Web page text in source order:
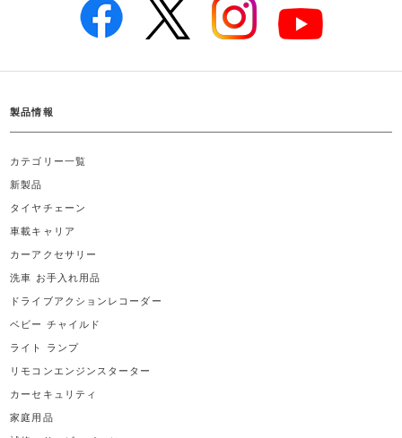
製品情報
カテゴリー一覧
新製品
タイヤチェーン
車載キャリア
カーアクセサリー
洗車 お手入れ用品
ドライブアクションレコーダー
ベビー チャイルド
ライト ランプ
リモコンエンジンスターター
カーセキュリティ
家庭用品